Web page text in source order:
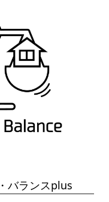
バランスplus